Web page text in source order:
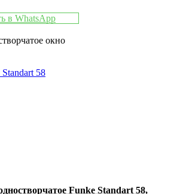
в WhatsApp
окно
58
Funke Standart 58,